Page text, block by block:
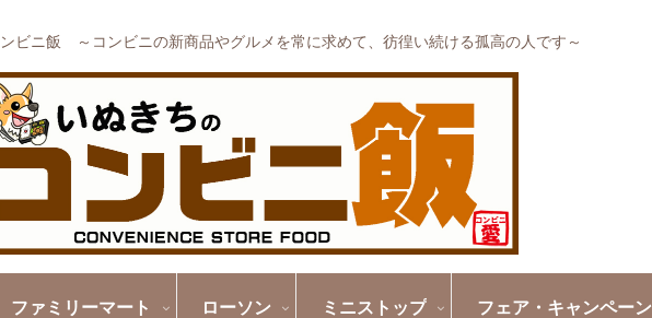
ビニ飯 ～コンビニの新商品やグルメを常に求めて、彷徨い続ける孤高の人です～
ファミリーマート ローソン ミニストップ フェア・キャンペーン